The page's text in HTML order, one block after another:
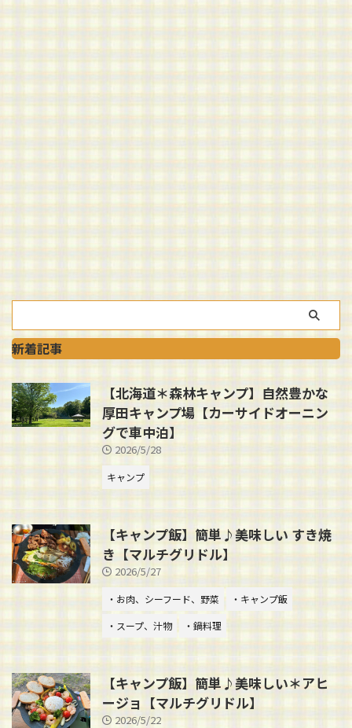
新着記事
【北海道＊森林キャンプ】自然豊かな
厚田キャンプ場【カーサイドオーニン
グで車中泊】
2026/5/28
キャンプ
【キャンプ飯】簡単♪美味しい すき焼
き【マルチグリドル】
2026/5/27
・お肉、シーフード、野菜
・キャンプ飯
・スープ、汁物
・鍋料理
【キャンプ飯】簡単♪美味しい＊アヒ
ージョ【マルチグリドル】
2026/5/22